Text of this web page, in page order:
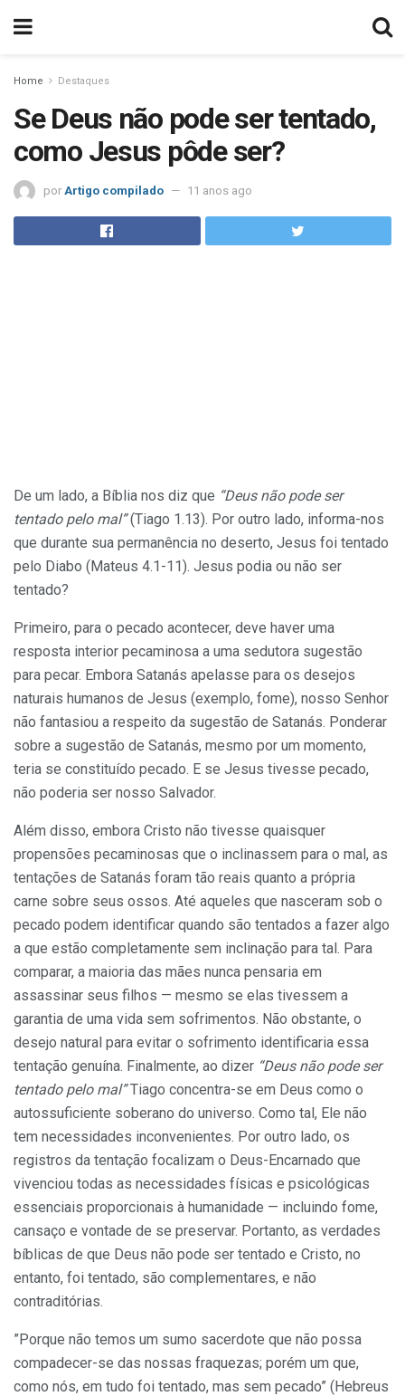
Home Destaques
Se Deus não pode ser tentado,
como Jesus pôde ser?
por Artigo compilado 11 anos ago
De um lado, a Bíblia nos diz que “Deus não pode ser
tentado pelo mal”(Tiago 1.13). Por outro lado, informa-nos
que durante sua permanência no deserto, Jesus foi tentado
pelo Diabo (Mateus 4.1-11). Jesus podia ou não ser
tentado?
Primeiro, para o pecado acontecer, deve haver uma
resposta interior pecaminosa a uma sedutora sugestão
para pecar. Embora Satanás apelasse para os desejos
naturais humanos de Jesus (exemplo, fome), nosso Senhor
não fantasiou a respeito da sugestão de Satanás. Ponderar
sobre a sugestão de Satanás, mesmo por um momento,
teria se constituído pecado. E se Jesus tivesse pecado,
não poderia ser nosso Salvador.
Além disso, embora Cristo não tivesse quaisquer
propensões pecaminosas que o inclinassem para o mal, as
tentações de Satanás foram tão reais quanto a própria
carne sobre seus ossos. Até aqueles que nasceram sob o
pecado podem identificar quando são tentados a fazer algo
a que estão completamente sem inclinação para tal. Para
comparar, a maioria das mães nunca pensaria em
assassinar seus filhos — mesmo se elas tivessem a
garantia de uma vida sem sofrimentos. Não obstante, o
desejo natural para evitar o sofrimento identificaria essa
tentação genuína. Finalmente, ao dizer “Deus não pode ser
tentado pelo mal”Tiago concentra-se em Deus como o
autossuficiente soberano do universo. Como tal, Ele não
tem necessidades inconvenientes. Por outro lado, os
registros da tentação focalizam o Deus-Encarnado que
vivenciou todas as necessidades físicas e psicológicas
essenciais proporcionais à humanidade — incluindo fome,
cansaço e vontade de se preservar. Portanto, as verdades
bíblicas de que Deus não pode ser tentado e Cristo, no
entanto, foi tentado, são complementares, e não
contraditórias.
”Porque não temos um sumo sacerdote que não possa
compadecer-se das nossas fraquezas; porém um que,
como nós, em tudo foi tentado, mas sem pecado” (Hebreus